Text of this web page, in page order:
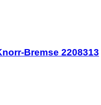
Bremse 2208313